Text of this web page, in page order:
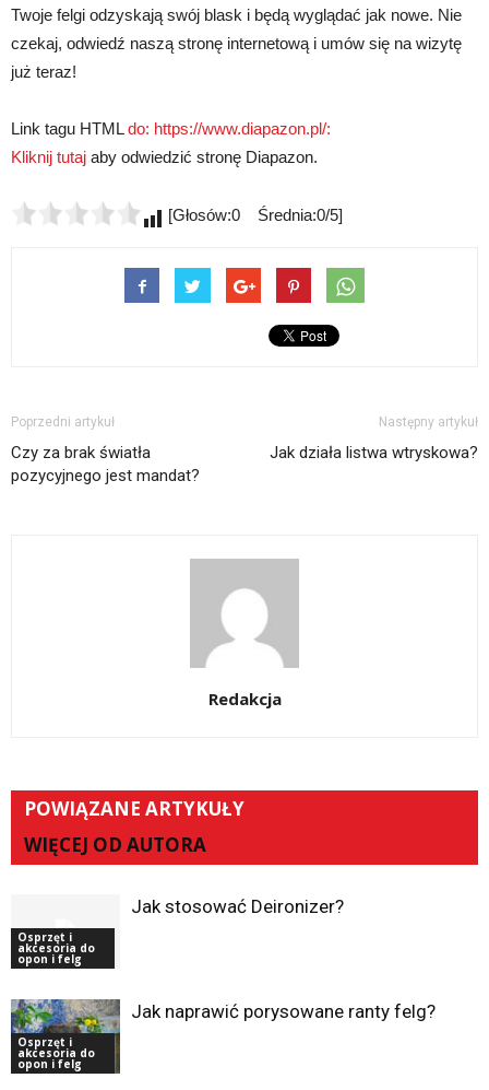
Twoje felgi odzyskają swój blask i będą wyglądać jak nowe. Nie
czekaj, odwiedź naszą stronę internetową i umów się na wizytę
już teraz!
Link tagu HTMLdo: https://www.diapazon.pl/:
Kliknij tutaj aby odwiedzić stronę Diapazon.
[Głosów:0 Średnia:0/5]
Poprzedni artykuł
Czy za brak światła
pozycyjnego jest mandat?
Następny artykuł
Jak działa listwa wtryskowa?
Redakcja
POWIĄZANE ARTYKUŁY
WIĘCEJ OD AUTORA
Osprzęt i
akcesoria do
opon i felg
Jak stosować Deironizer?
Osprzęt i
akcesoria do
opon i felg
Jak naprawić porysowane ranty felg?